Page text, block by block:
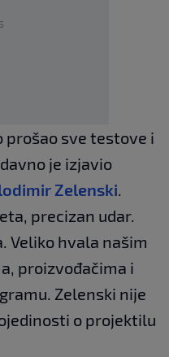
prošao sve testove i
je izjavio
Zelenski.
precizan udar.
Veliko hvala našim
proizvođačima i
Zelenski nije
o projektilu